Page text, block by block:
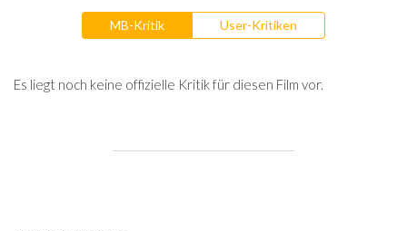
MB-Kritik User-Kritiken
Es liegt noch keine offizielle Kritik für diesen Film vor.